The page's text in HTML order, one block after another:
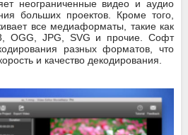
неограниченные видео и аудио
больших проектов. Кроме того,
все медиаформаты, такие как
OGG, JPG, SVG и прочие. Софт
разных форматов, что
и качество декодирования.